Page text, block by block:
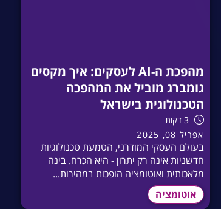
מהפכת ה-AI לעסקים: איך מקסים
גומברג מוביל את המהפכה
הטכנולוגית בישראל
3 דקות
אפריל 08, 2025
בעולם העסקי המודרני, הטמעת טכנולוגיות
חדשניות אינה רק יתרון - היא הכרח. בינה
מלאכותית ואוטומציה הופכות במהירות...
אוטומציה